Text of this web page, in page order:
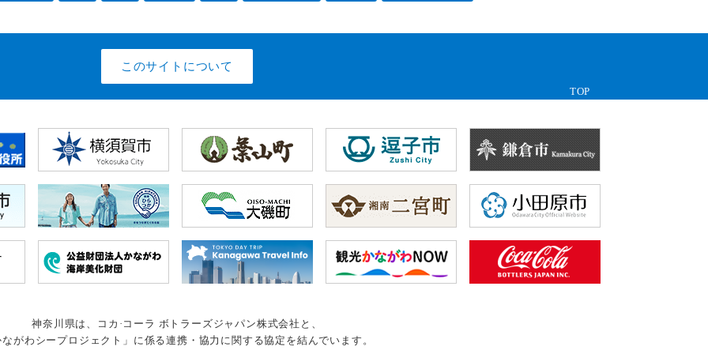
このサイトについて
神奈川県は、コカ·コーラ ボトラーズジャパン株式会社と、
ながわシープロジェクト」に係る連携・協力に関する協定を結んでいます。
TOP